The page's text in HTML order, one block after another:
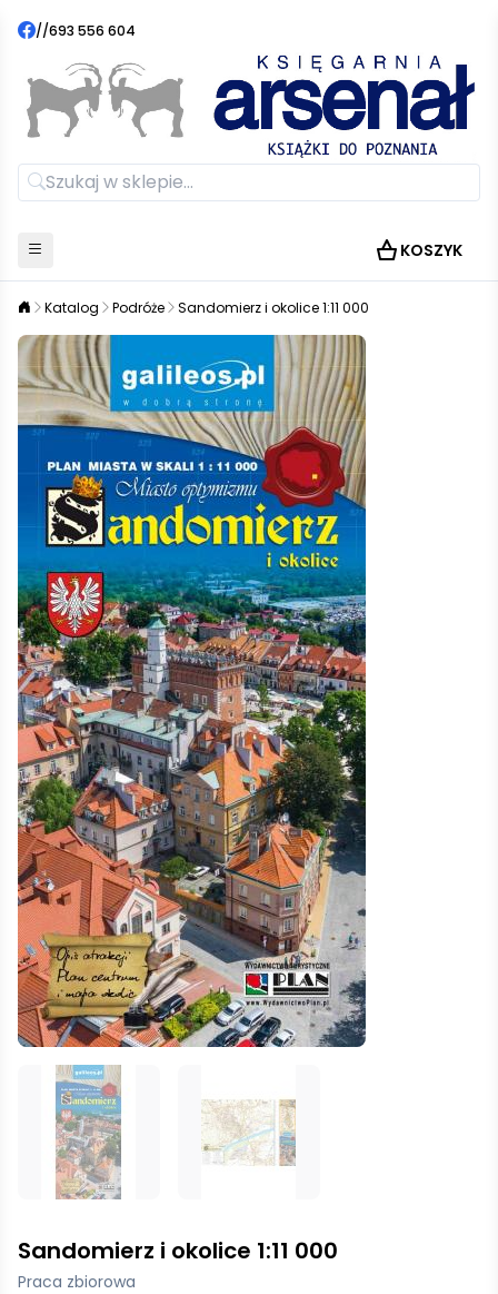
//693 556 604
KOSZYK
Katalog Podróże Sandomierz i okolice 1:11 000
Sandomierz i okolice 1:11 000
Praca zbiorowa